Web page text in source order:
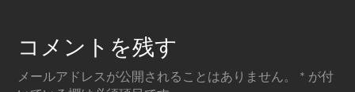
コメントを残す
メールアドレスが公開されることはありません。 * が付